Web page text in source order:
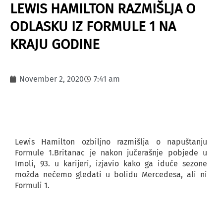
LEWIS HAMILTON RAZMIŠLJA O
ODLASKU IZ FORMULE 1 NA
KRAJU GODINE
November 2, 2020 7:41 am
Lewis Hamilton ozbiljno razmišlja o napuštanju
Formule 1.Britanac je nakon jučerašnje pobjede u
Imoli, 93. u karijeri, izjavio kako ga iduće sezone
možda nećemo gledati u bolidu Mercedesa, ali ni
Formuli 1.